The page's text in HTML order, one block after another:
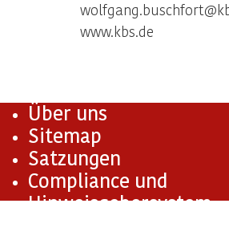
www.kbs.de
Über uns
Sitemap
Satzungen
Compliance und
Hinweisgebersystem